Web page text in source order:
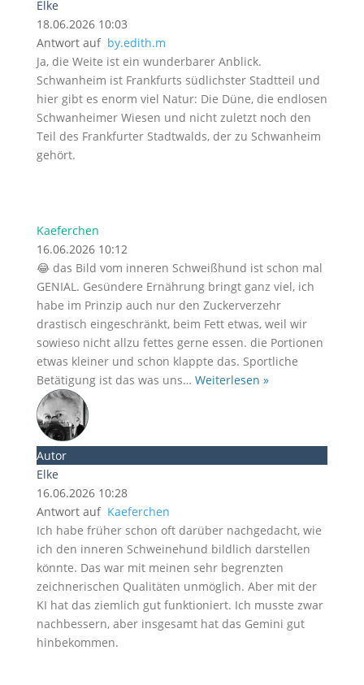
Elke
18.06.2026 10:03
Antwort auf by.edith.m
Ja, die Weite ist ein wunderbarer Anblick.
Schwanheim ist Frankfurts südlichster Stadtteil und
hier gibt es enorm viel Natur: Die Düne, die endlosen
Schwanheimer Wiesen und nicht zuletzt noch den
Teil des Frankfurter Stadtwalds, der zu Schwanheim
gehört.
Kaeferchen
16.06.2026 10:12
😂 das Bild vom inneren Schweißhund ist schon mal
GENIAL. Gesündere Ernährung bringt ganz viel, ich
habe im Prinzip auch nur den Zuckerverzehr
drastisch eingeschränkt, beim Fett etwas, weil wir
sowieso nicht allzu fettes gerne essen. die Portionen
etwas kleiner und schon klappte das. Sportliche
Betätigung ist das was uns… Weiterlesen »
Autor
Elke
16.06.2026 10:28
Antwort auf Kaeferchen
Ich habe früher schon oft darüber nachgedacht, wie
ich den inneren Schweinehund bildlich darstellen
könnte. Das war mit meinen sehr begrenzten
zeichnerischen Qualitäten unmöglich. Aber mit der
KI hat das ziemlich gut funktioniert. Ich musste zwar
nachbessern, aber insgesamt hat das Gemini gut
hinbekommen.